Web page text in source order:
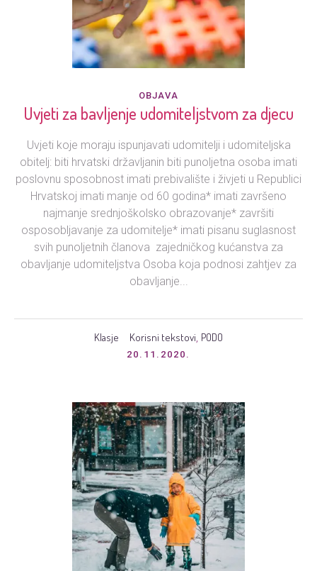
OBJAVA
Uvjeti za bavljenje udomiteljstvom za djecu
Uvjeti koje moraju ispunjavati udomitelji i udomiteljska
obitelj: biti hrvatski državljanin biti punoljetna osoba imati
poslovnu sposobnost imati prebivalište i živjeti u Republici
Hrvatskoj imati manje od 60 godina* imati završeno
najmanje srednjoškolsko obrazovanje* završiti
osposobljavanje za udomitelje* imati pisanu suglasnost
svih punoljetnih članova zajedničkog kućanstva za
obavljanje udomiteljstva Osoba koja podnosi zahtjev za
obavljanje...
Klasje Korisni tekstovi, PODO
20.11.2020.